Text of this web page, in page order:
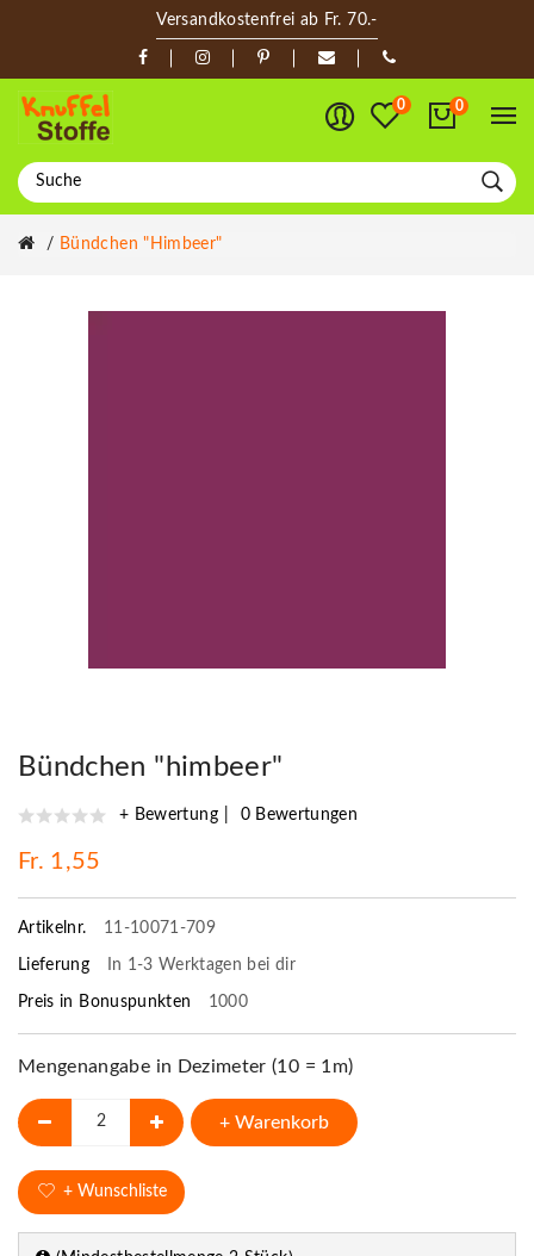
Versandkostenfrei ab Fr. 70.-
0 0
Bündchen "himbeer"
Bündchen "himbeer"
+ Bewertung 0 Bewertungen
Fr. 1,55
Artikelnr. 11-10071-709
Lieferung In 1-3 Werktagen bei dir
Preis in Bonuspunkten 1000
Mengenangabe in Dezimeter (10 = 1m)
+ Warenkorb
+ Wunschliste